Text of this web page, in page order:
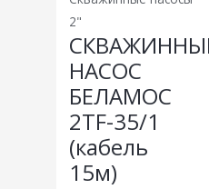
2"
НАСОС
БЕЛАМОС
2TF-35/1
(кабель
15м)